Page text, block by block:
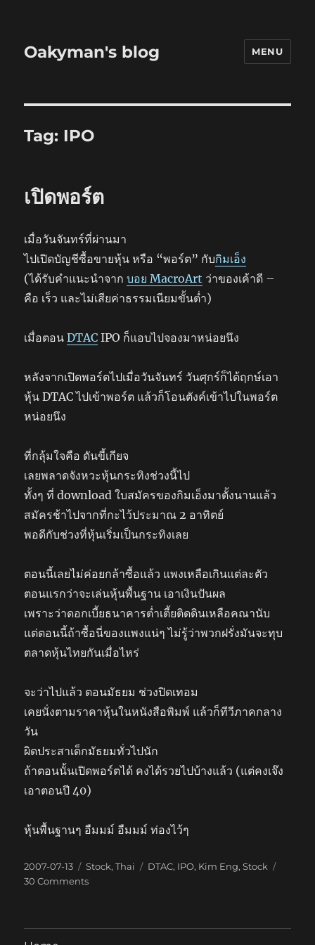
Oakyman's blog MENU
Tag: IPO
เปิดพอร์ต
เมื่อวันจันทร์ที่ผ่านมา
ไปเปิดบัญชีซื้อขายหุ้น หรือ “พอร์ต” กับกิมเอ็ง
(ได้รับคำแนะนำจากบอย MacroArt ว่าของเค้าดี –
คือ เร็ว และไม่เสียค่าธรรมเนียมขั้นต่ำ)
เมื่อตอนDTAC IPO ก็แอบไปจองมาหน่อยนึง
หลังจากเปิดพอร์ตไปเมื่อวันจันทร์ วันศุกร์ก็ได้ฤกษ์เอา
หุ้น DTAC ไปเข้าพอร์ต แล้วก็โอนตังค์เข้าไปในพอร์ต
หน่อยนึง
ที่กลุ้มใจคือ ดันขี้เกียจ
เลยพลาดจังหวะหุ้นกระทิงช่วงนี้ไป
ทั้งๆ ที่ download ใบสมัครของกิมเอ็งมาตั้งนานแล้ว
สมัครช้าไปจากที่กะไว้ประมาณ 2 อาทิตย์
พอดีกับช่วงที่หุ้นเริ่มเป็นกระทิงเลย
ตอนนี้เลยไม่ค่อยกล้าซื้อแล้ว แพงเหลือเกินแต่ละตัว
ตอนแรกว่าจะเล่นหุ้นพื้นฐาน เอาเงินปันผล
เพราะว่าดอกเบี้ยธนาคารต่ำเตี้ยติดดินเหลือคณานับ
แต่ตอนนี้ถ้าซื้อนี่ของแพงแน่ๆ ไม่รู้ว่าพวกฝรั่งมันจะทุบ
ตลาดหุ้นไทยกันเมื่อไหร่
จะว่าไปแล้ว ตอนมัธยม ช่วงปิดเทอม
เคยนั่งตามราคาหุ้นในหนังสือพิมพ์ แล้วก็ทีวีภาคกลาง
วัน
ผิดประสาเด็กมัธยมทั่วไปนัก
ถ้าตอนนั้นเปิดพอร์ตได้ คงได้รวยไปบ้างแล้ว (แต่คงเจ๊ง
เอาตอนปี 40)
หุ้นพื้นฐานๆ อืมมม์ อืมมม์ ท่องไว้ๆ
Posted
on
2007-07-13 Categories
Stock,Thai Tags
DTAC, IPO, Kim Eng,Stock
30 Commentson